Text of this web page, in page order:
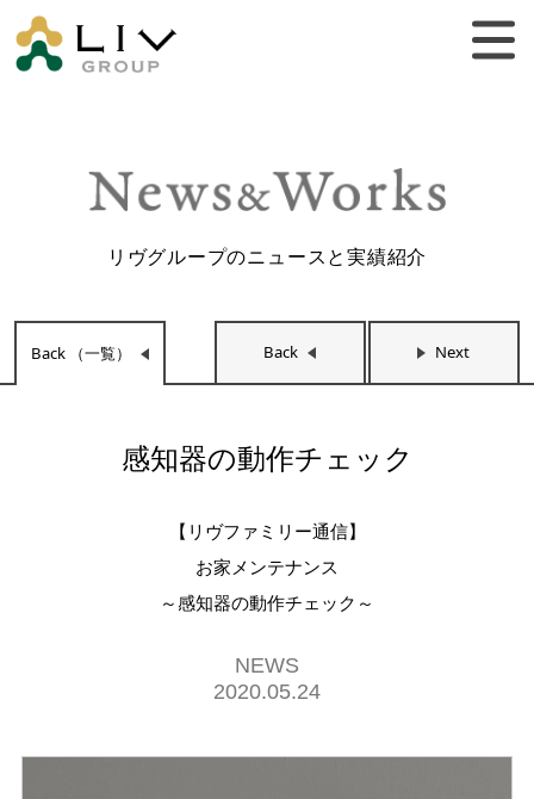
リヴグループのニュースと実績紹介
Back （一覧） Back Next
感知器の動作チェック
【リヴファミリー通信】
お家メンテナンス
～感知器の動作チェック～
NEWS
2020.05.24